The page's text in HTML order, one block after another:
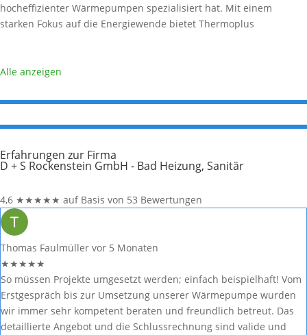
hocheffizienter Wärmepumpen spezialisiert hat. Mit einem
starken Fokus auf die Energiewende bietet Thermoplus
Informationen stammen aus öffentlich verfügbaren Quellen.
Technology GmbH 🌬️Weiterlesen …
Alle anzeigen
Erfahrungen zur Firma
D + S Rockenstein GmbH - Bad Heizung, Sanitär
4,6 ★★★★★ auf Basis von 53 Bewertungen
Thomas Faulmüller vor 5 Monaten
★★★★★
So müssen Projekte umgesetzt werden; einfach beispielhaft! Vom
Erstgespräch bis zur Umsetzung unserer Wärmepumpe wurden
wir immer sehr kompetent beraten und freundlich betreut. Das
detaillierte Angebot und die Schlussrechnung sind valide und